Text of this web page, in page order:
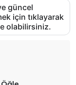
güncel
için tıklayarak
olabilirsiniz.